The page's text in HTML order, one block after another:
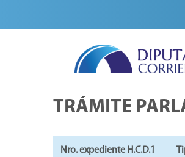
TRÁMITE
Nro. expediente H.C.D.1